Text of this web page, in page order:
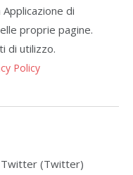
di
proprie pagine.
di utilizzo.
Policy
Twitter (Twitter)